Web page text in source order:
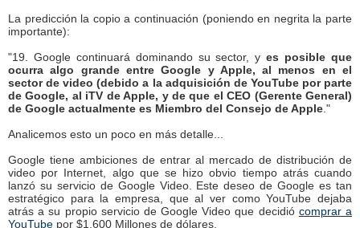
La predicción la copio a continuación (poniendo en negrita la parte
importante):
"19. Google continuará dominando su sector, yes posible que
ocurra algo grande entre Google y Apple, al menos en el
sector de video (debido a la adquisición de YouTube por parte
de Google, al iTV de Apple, y de que el CEO (Gerente General)
de Google actualmente es Miembro del Consejo de Apple ."
Analicemos esto un poco en más detalle...
Google tiene ambiciones de entrar al mercado de distribución de
video por Internet, algo que se hizo obvio tiempo atrás cuando
lanzó su servicio de Google Video. Este deseo de Google es tan
estratégico para la empresa, que al ver como YouTube dejaba
atrás a su propio servicio de Google Video que decidió comprar a
YouTube por $1,600 Millones de dólares.